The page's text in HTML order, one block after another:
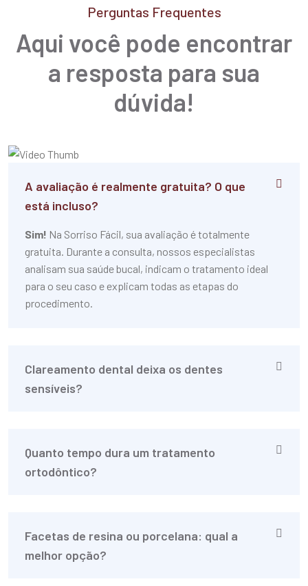
Perguntas Frequentes
Aqui você pode encontrar
a resposta para sua
dúvida!
A avaliação é realmente gratuita? O que
está incluso?
Sim! Na Sorriso Fácil, sua avaliação é totalmente
gratuita. Durante a consulta, nossos especialistas
analisam sua saúde bucal, indicam o tratamento ideal
para o seu caso e explicam todas as etapas do
procedimento.
Clareamento dental deixa os dentes
sensíveis?
Quanto tempo dura um tratamento
ortodôntico?
Facetas de resina ou porcelana: qual a
melhor opção?